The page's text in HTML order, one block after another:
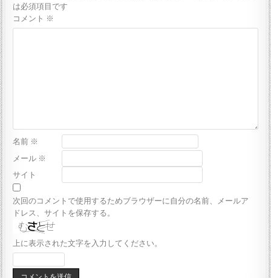
は必須項目です
コメント ※
名前 ※
メール ※
サイト
次回のコメントで使用するためブラウザーに自分の名前、メールア
ドレス、サイトを保存する。
上に表示された文字を入力してください。